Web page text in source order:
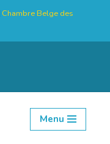
Chambre Belge des
Menu